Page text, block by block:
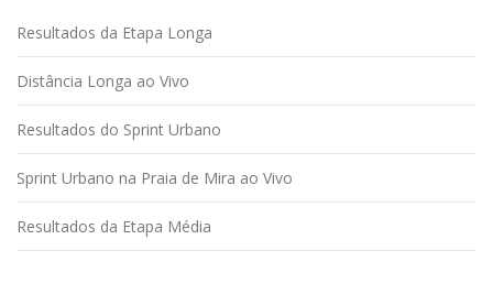
Resultados da Etapa Longa
Distância Longa ao Vivo
Resultados do Sprint Urbano
Sprint Urbano na Praia de Mira ao Vivo
Resultados da Etapa Média